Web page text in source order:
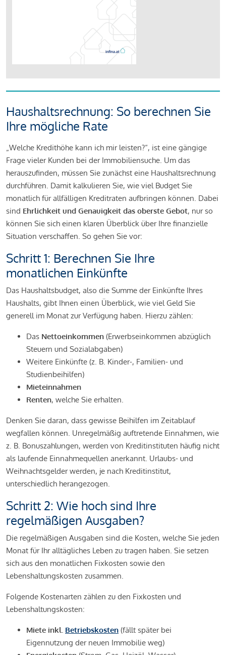
Haushaltsrechnung: So berechnen Sie
Ihre mögliche Rate
„Welche Kredithöhe kann ich mir leisten?“, ist eine gängige
Frage vieler Kunden bei der Immobiliensuche. Um das
herauszufinden, müssen Sie zunächst eine Haushaltsrechnung
durchführen. Damit kalkulieren Sie, wie viel Budget Sie
monatlich für allfälligen Kreditraten aufbringen können. Dabei
sind Ehrlichkeit und Genauigkeit das oberste Gebot, nur so
können Sie sich einen klaren Überblick über Ihre finanzielle
Situation verschaffen. So gehen Sie vor:
Schritt 1: Berechnen Sie Ihre
monatlichen Einkünfte
Das Haushaltsbudget, also die Summe der Einkünfte Ihres
Haushalts, gibt Ihnen einen Überblick, wie viel Geld Sie
generell im Monat zur Verfügung haben. Hierzu zählen:
Das Nettoeinkommen (Erwerbseinkommen abzüglich
Steuern und Sozialabgaben)
Weitere Einkünfte (z. B. Kinder-, Familien- und
Studienbeihilfen)
Mieteinnahmen
Renten, welche Sie erhalten.
Denken Sie daran, dass gewisse Beihilfen im Zeitablauf
wegfallen können. Unregelmäßig auftretende Einnahmen, wie
z. B. Bonuszahlungen, werden von Kreditinstituten häufig nicht
als laufende Einnahmequellen anerkannt. Urlaubs- und
Weihnachtsgelder werden, je nach Kreditinstitut,
unterschiedlich herangezogen.
Schritt 2: Wie hoch sind Ihre
regelmäßigen Ausgaben?
Die regelmäßigen Ausgaben sind die Kosten, welche Sie jeden
Monat für Ihr alltägliches Leben zu tragen haben. Sie setzen
sich aus den monatlichen Fixkosten sowie den
Lebenshaltungskosten zusammen.
Folgende Kostenarten zählen zu den Fixkosten und
Lebenshaltungskosten:
Miete inkl. Betriebskosten (fällt später bei
Eigennutzung der neuen Immobilie weg)